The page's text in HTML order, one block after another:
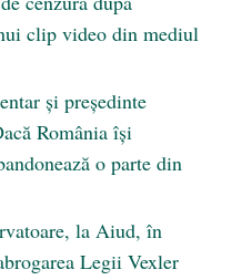
clip video din mediul
și președinte
România își
o parte din
la Aiud, în
Legii Vexler